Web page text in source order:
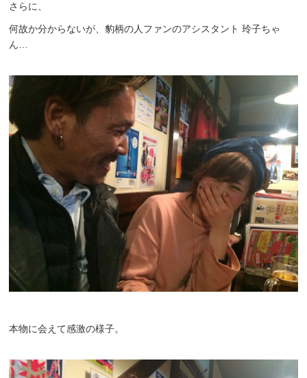
さらに、
何故か分からないが、豹柄の人ファンのアシスタント 玲子ちゃ
ん…
本物に会えて感激の様子。